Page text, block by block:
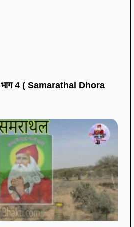
4 ( Samarathal Dhora